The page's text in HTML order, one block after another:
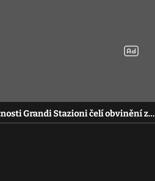
Grandi Stazioni čelí obvinění z…